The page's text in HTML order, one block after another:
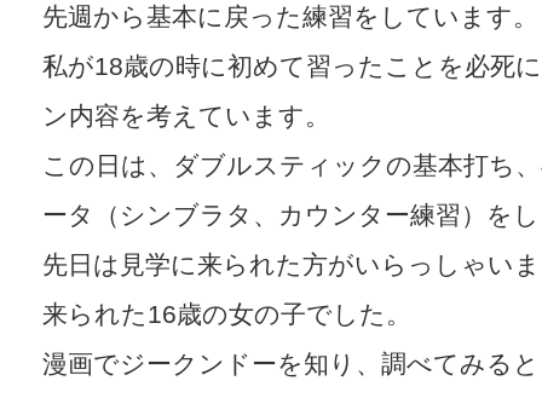
先週から基本に戻った練習をしています。
私が18歳の時に初めて習ったことを必死
ン内容を考えています。
この日は、ダブルスティックの基本打ち
ータ（シンブラタ、カウンター練習）を
先日は見学に来られた方がいらっしゃい
来られた16歳の女の子でした。
漫画でジークンドーを知り、調べてみる